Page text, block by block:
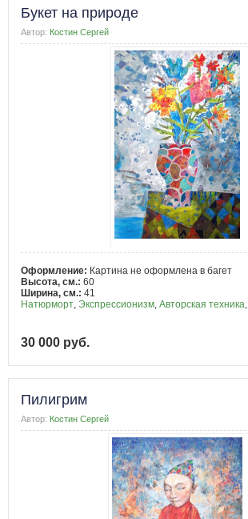
Букет на природе
Автор: Костин Сергей
Оформление: Картина не оформлена в багет
Высота, см.: 60
Ширина, см.: 41
Натюрморт, Экспрессионизм, Авторская техника,
30 000 руб.
Пилигрим
Автор: Костин Сергей